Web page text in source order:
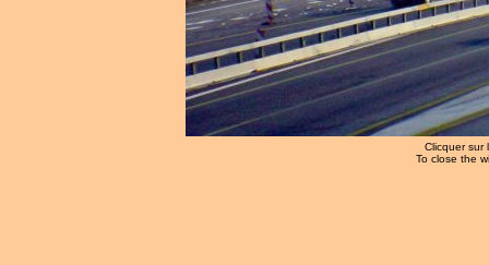
Clicquer sur
To close the